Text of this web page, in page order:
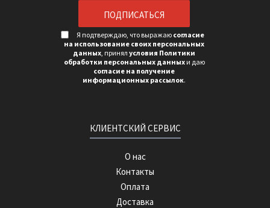
КЛИЕНТСКИЙ СЕРВИС
О нас
Контакты
Оплата
Доставка
Я подтверждаю, что выражаю согласие
на использование своих персональных
данных, принял условия Политики
обработки персональных данныхи даю
согласие на получение
информационных рассылок.